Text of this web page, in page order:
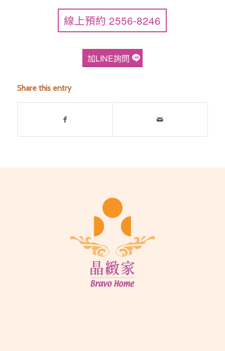
線上預約 2556-8246
加LINE詢問
Share this entry